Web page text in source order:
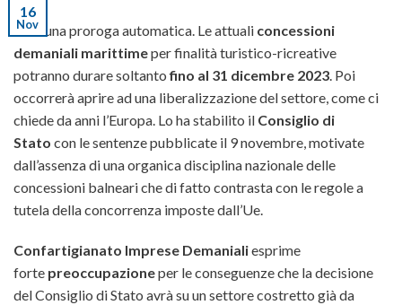
16
Nov
Nessuna proroga automatica. Le attuali concessioni
demaniali marittimeper finalità turistico-ricreative
potranno durare soltantofino al 31 dicembre 2023 . Poi
occorrerà aprire ad una liberalizzazione del settore, come ci
chiede da anni l’Europa. Lo ha stabilito il Consiglio di
Stato con le sentenze pubblicate il 9 novembre, motivate
dall’assenza di una organica disciplina nazionale delle
concessioni balneari che di fatto contrasta con le regole a
tutela della concorrenza imposte dall’Ue.
Confartigianato Imprese Demanialiesprime
forte preoccupazioneper le conseguenze che la decisione
del Consiglio di Stato avrà su un settore costretto già da